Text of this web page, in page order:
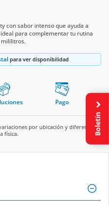
con sabor intenso que ayuda a
para complementar tu rutina
mililitros.
para ver disponibilidad
Pago
por ubicación y diferente
física.
Boletín